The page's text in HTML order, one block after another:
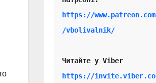
https://www.patreon.com
/vbolivalnik/
Читайте у Viber
https://invite.viber.co